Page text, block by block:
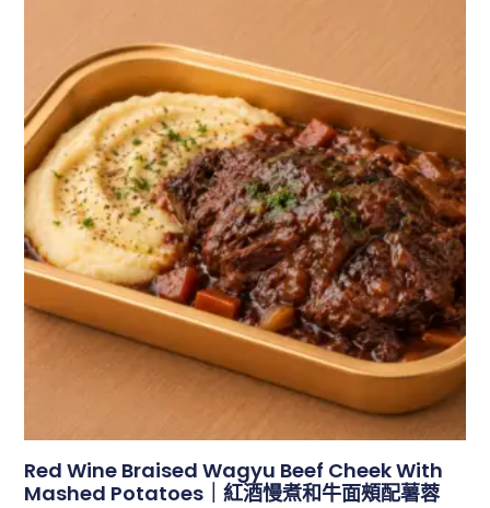
Red Wine Braised Wagyu Beef Cheek With
Mashed Potatoes｜紅酒慢煮和牛面頰配薯蓉